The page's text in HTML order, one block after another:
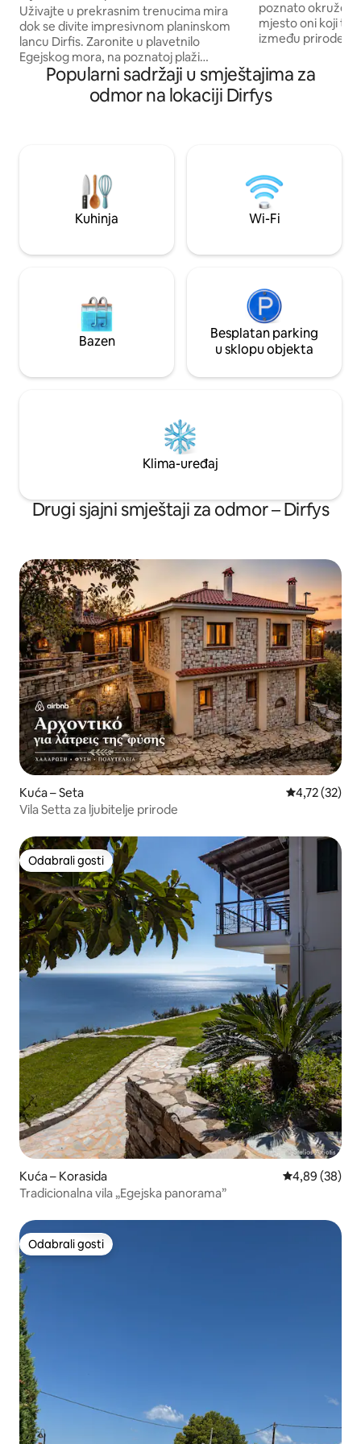
Uživajte u prekrasnim trenucima mira
dok se divite impresivnom planinskom
lancu Dirfis. Zaronite u plavetnilo
Egejskog mora, na poznatoj plaži
Hiliadou (15 minuta automobilom). Tamo
je snimljen film „Trokut tuge”, koji je
osvojio Zlatnu palminu granu na
Kušajte lokalne proizvode i doživite
jedinstven odmor koji spaja planine i
poznato
mjesto oni koji
između prirode,
koji žele uživati u
blizini mora, ali
udobnost koju
opuštanja i
Popularni sadržaji u smještajima za
odmor na lokaciji Dirfys
Kuhinja Wi-Fi
Bazen
Besplatan parking
u sklopu objekta
Klima-uređaj
Drugi sjajni smještaji za odmor – Dirfys
Kuća – Seta Prosječna
4,72 (32)
Vila Setta za ljubitelje prirode
Odabrali gosti
Odabrali gosti
Kuća – Korasida Prosječna
4,89 (38)
Tradicionalna vila „Egejska panorama”
Odabrali gosti
Odabrali gosti